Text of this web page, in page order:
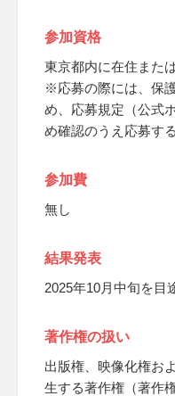
参加資格
東京都内に在住また
※応募の際には、保
め、応募規定（公式
め確認のうえ応募す
参加費
無し
結果発表
2025年10月中旬を目
著作権の扱い
出版権、映像化権お
生する著作権（著作